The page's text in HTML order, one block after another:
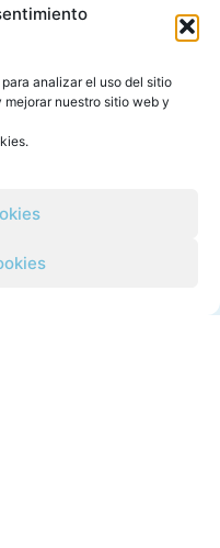
analizar el uso del sitio
nuestro sitio web y
.